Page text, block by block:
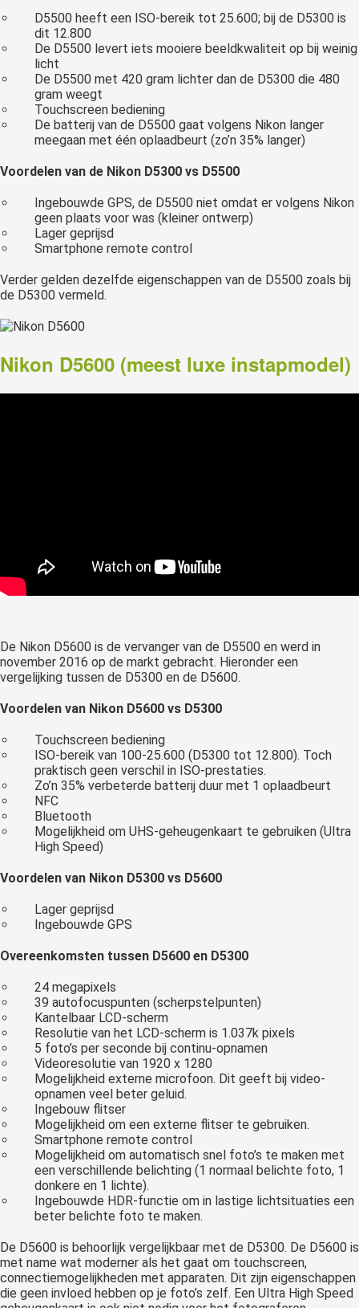
D5500 heeft een ISO-bereik tot 25.600; bij de D5300 is
dit 12.800
De D5500 levert iets mooiere beeldkwaliteit op bij weinig
licht
De D5500 met 420 gram lichter dan de D5300 die 480
gram weegt
Touchscreen bediening
De batterij van de D5500 gaat volgens Nikon langer
meegaan met één oplaadbeurt (zo’n 35% langer)
Voordelen van de Nikon D5300 vs D5500
Ingebouwde GPS, de D5500 niet omdat er volgens Nikon
geen plaats voor was (kleiner ontwerp)
Lager geprijsd
Smartphone remote control
Verder gelden dezelfde eigenschappen van de D5500 zoals bij
de D5300 vermeld.
Nikon D5600 (meest luxe instapmodel)
De Nikon D5600 is de vervanger van de D5500 en werd in
november 2016 op de markt gebracht. Hieronder een
vergelijking tussen de D5300 en de D5600.
Voordelen van Nikon D5600 vs D5300
Touchscreen bediening
ISO-bereik van 100-25.600 (D5300 tot 12.800). Toch
praktisch geen verschil in ISO-prestaties.
Zo’n 35% verbeterde batterij duur met 1 oplaadbeurt
NFC
Bluetooth
Mogelijkheid om UHS-geheugenkaart te gebruiken (Ultra
High Speed)
Voordelen van Nikon D5300 vs D5600
Lager geprijsd
Ingebouwde GPS
Overeenkomsten tussen D5600 en D5300
24 megapixels
39 autofocuspunten (scherpstelpunten)
Kantelbaar LCD-scherm
Resolutie van het LCD-scherm is 1.037k pixels
5 foto’s per seconde bij continu-opnamen
Videoresolutie van 1920 x 1280
Mogelijkheid externe microfoon. Dit geeft bij video-
opnamen veel beter geluid.
Ingebouw flitser
Mogelijkheid om een externe flitser te gebruiken.
Smartphone remote control
Mogelijkheid om automatisch snel foto’s te maken met
een verschillende belichting (1 normaal belichte foto, 1
donkere en 1 lichte).
Ingebouwde HDR-functie om in lastige lichtsituaties een
beter belichte foto te maken.
De D5600 is behoorlijk vergelijkbaar met de D5300. De D5600 is
met name wat moderner als het gaat om touchscreen,
connectiemogelijkheden met apparaten. Dit zijn eigenschappen
die geen invloed hebben op je foto’s zelf. Een Ultra High Speed